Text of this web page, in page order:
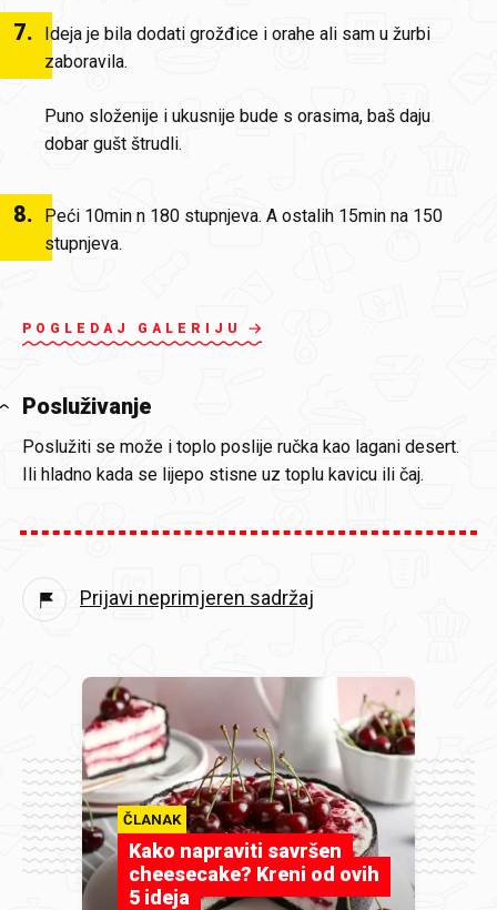
7.
Ideja je bila dodati grožđice i orahe ali sam u žurbi
zaboravila.
Puno složenije i ukusnije bude s orasima, baš daju
dobar gušt štrudli.
8.
Peći 10min n 180 stupnjeva. A ostalih 15min na 150
stupnjeva.
POGLEDAJ GALERIJU
Posluživanje
Poslužiti se može i toplo poslije ručka kao lagani desert.
Ili hladno kada se lijepo stisne uz toplu kavicu ili čaj.
Prijavi neprimjeren sadržaj
ČLANAK
Kako napraviti savršen
cheesecake? Kreni od ovih
5 ideja